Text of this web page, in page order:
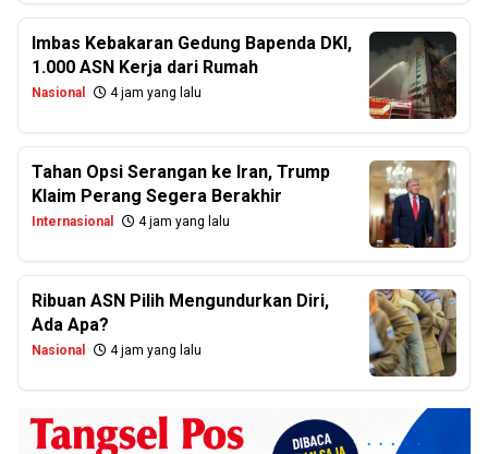
Imbas Kebakaran Gedung Bapenda DKI,
1.000 ASN Kerja dari Rumah
Nasional 4 jam yang lalu
Tahan Opsi Serangan ke Iran, Trump
Klaim Perang Segera Berakhir
Internasional 4 jam yang lalu
Ribuan ASN Pilih Mengundurkan Diri,
Ada Apa?
Nasional 4 jam yang lalu